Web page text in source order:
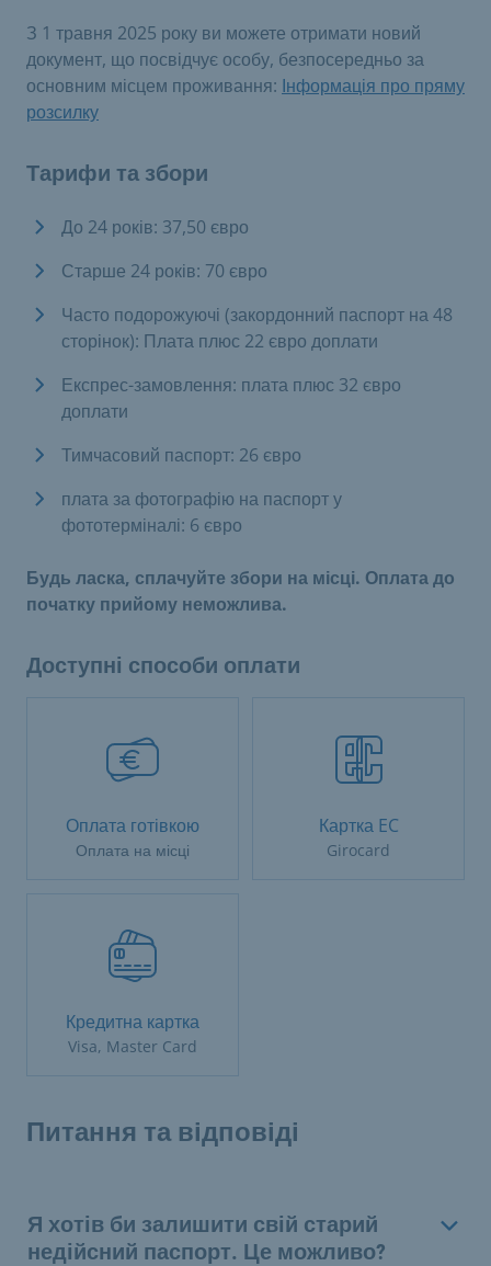
З 1 травня 2025 року ви можете отримати новий
документ, що посвідчує особу, безпосередньо за
основним місцем проживання: Інформація про пряму
розсилку
Тарифи та збори
До 24 років: 37,50 євро
Старше 24 років: 70 євро
Часто подорожуючі (закордонний паспорт на 48
сторінок): Плата плюс 22 євро доплати
Експрес-замовлення: плата плюс 32 євро
доплати
Тимчасовий паспорт: 26 євро
плата за фотографію на паспорт у
фототерміналі: 6 євро
Будь ласка, сплачуйте збори на місці. Оплата до
початку прийому неможлива.
Доступні способи оплати
Оплата готівкою
Оплата на місці
Картка EC
Girocard
Кредитна картка
Visa, Master Card
Питання та відповіді
Я хотів би залишити свій старий
недійсний паспорт. Це можливо?